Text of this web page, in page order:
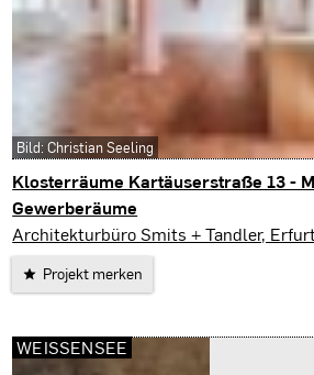
Klosterräume Kartäuserstraße 13 -
Gewerberäume
Erfurt
Architekturbüro Smits + Tandler,
Projekt merken
Bild: Christian Seeling
WEISSENSEE